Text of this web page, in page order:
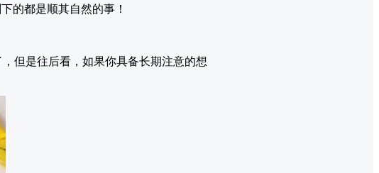
的都是顺其自然的事！
但是往后看，如果你具备长期注意的想